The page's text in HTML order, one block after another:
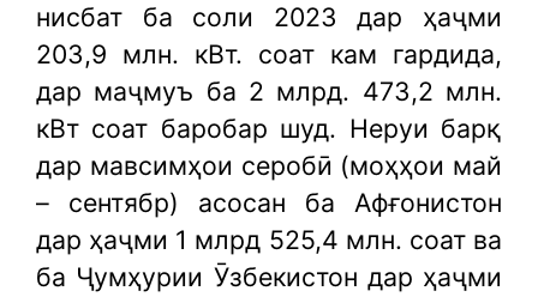
нисбат ба соли 2023 дар ҳаҷми
203,9 млн. кВт. соат кам гардида,
дар маҷмуъ ба 2 млрд. 473,2 млн.
кВт соат баробар шуд. Неруи барқ
дар мавсимҳои серобӣ (моҳҳои май
– сентябр) асосан ба Афғонистон
дар ҳаҷми 1 млрд 525,4 млн. соат ва
ба Ҷумҳурии Ӯзбекистон дар ҳаҷми